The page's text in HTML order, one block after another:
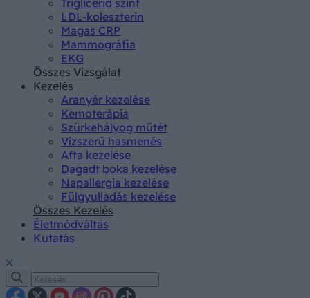
LDL-koleszterin
Magas CRP
Mammográfia
EKG
Összes Vizsgálat
Kezelés
Aranyér kezelése
Kemoterápia
Szürkehályog műtét
Vízszerű hasmenés
Afta kezelése
Dagadt boka kezelése
Napallergia kezelése
Fülgyulladás kezelése
Összes Kezelés
Életmódváltás
Kutatás